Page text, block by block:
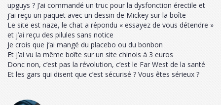
upguys ? J’ai commandé un truc pour la dysfonction érectile et
j’ai reçu un paquet avec un dessin de Mickey sur la boîte
Le site est naze, le chat a répondu « essayez de vous détendre »
et j’ai reçu des pilules sans notice
Je crois que j’ai mangé du placebo ou du bonbon
Et j’ai vu la même boîte sur un site chinois à 3 euros
Donc non, c’est pas la révolution, c’est le Far West de la santé
Et les gars qui disent que c’est sécurisé ? Vous êtes sérieux ?